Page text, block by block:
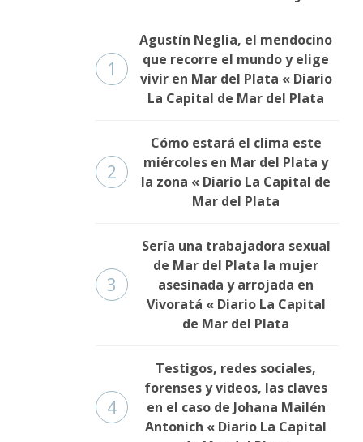
1
Agustín Neglia, el mendocino
que recorre el mundo y elige
vivir en Mar del Plata « Diario
La Capital de Mar del Plata
2
Cómo estará el clima este
miércoles en Mar del Plata y
la zona « Diario La Capital de
Mar del Plata
3
Sería una trabajadora sexual
de Mar del Plata la mujer
asesinada y arrojada en
Vivoratá « Diario La Capital
de Mar del Plata
4
Testigos, redes sociales,
forenses y videos, las claves
en el caso de Johana Mailén
Antonich « Diario La Capital